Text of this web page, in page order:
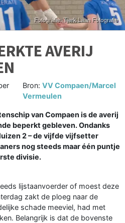
AVERIJ
Bron: VV Compaen/Marcel
Vermeulen
van Compaen is de averij
beperkt gebleven. Ondanks
2 – de vijfde vijfsetter
nog steeds maar één puntje
divisie.
lijstaanvoerder of moest deze
zakt de ploeg naar de
schade meeviel, had met
Belangrijk is dat de bovenste